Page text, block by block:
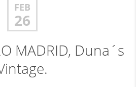
FEB
26
MADRID, Duna´s